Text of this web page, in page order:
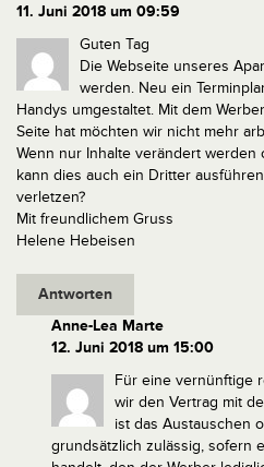
11. Juni 2018 um 09:59
Guten Tag
Die Webseite unseres
werden. Neu ein
Handys umgestaltet. Mit dem
Seite hat möchten wir nicht mehr
Wenn nur Inhalte verändert
kann dies auch ein Dritter
verletzen?
Mit freundlichem Gruss
Helene Hebeisen
Antworten
Anne-Lea Marte
12. Juni 2018 um 15:00
Für eine vernünftige
wir den Vertrag mit
ist das Austauschen
grundsätzlich zulässig, sofern